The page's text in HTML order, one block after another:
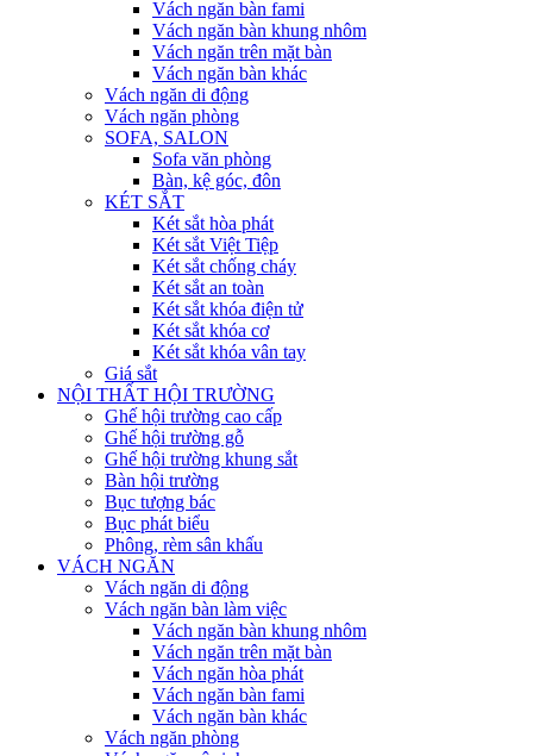
Vách ngăn bàn fami
Vách ngăn bàn khung nhôm
Vách ngăn trên mặt bàn
Vách ngăn bàn khác
Vách ngăn di động
Vách ngăn phòng
SOFA, SALON
Sofa văn phòng
Bàn, kệ góc, đôn
KÉT SẮT
Két sắt hòa phát
Két sắt Việt Tiệp
Két sắt chống cháy
Két sắt an toàn
Két sắt khóa điện tử
Két sắt khóa cơ
Két sắt khóa vân tay
Giá sắt
NỘI THẤT HỘI TRƯỜNG
Ghế hội trường cao cấp
Ghế hội trường gỗ
Ghế hội trường khung sắt
Bàn hội trường
Bục tượng bác
Bục phát biểu
Phông, rèm sân khấu
VÁCH NGĂN
Vách ngăn di động
Vách ngăn bàn làm việc
Vách ngăn bàn khung nhôm
Vách ngăn trên mặt bàn
Vách ngăn hòa phát
Vách ngăn bàn fami
Vách ngăn bàn khác
Vách ngăn phòng